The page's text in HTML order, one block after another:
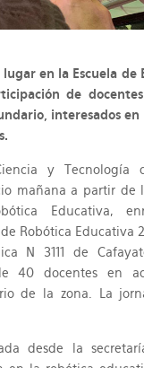
en la Escuela de
de
interesados
y Tecnología
mañana a partir de
Educativa,
Robótica Educativa
N 3111 de
40 docentes en
de la zona. La
desde la